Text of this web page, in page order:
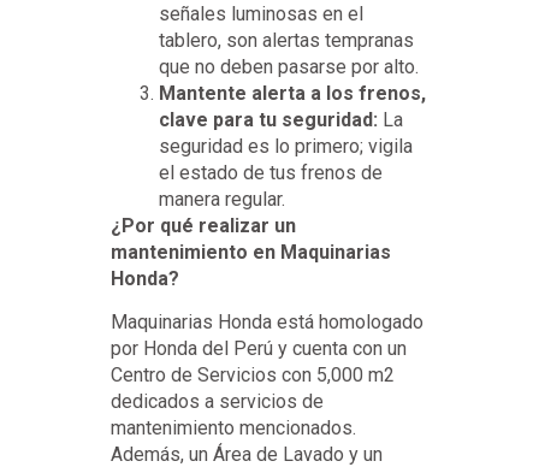
señales luminosas en el
tablero, son alertas tempranas
que no deben pasarse por alto.
Mantente alerta a los frenos,
clave para tu seguridad: La
seguridad es lo primero; vigila
el estado de tus frenos de
manera regular.
¿Por qué realizar un
mantenimiento en Maquinarias
Honda?
Maquinarias Honda está homologado
por Honda del Perú y cuenta con un
Centro de Servicios con 5,000 m2
dedicados a servicios de
mantenimiento mencionados.
Además, un Área de Lavado y un